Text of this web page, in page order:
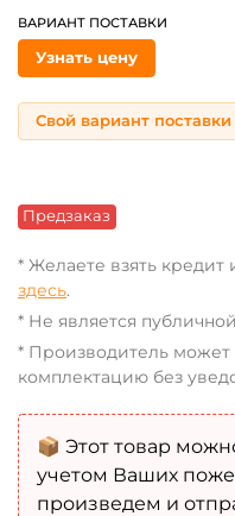
Предзаказ
ВАРИАНТ ПОСТАВКИ
Узнать цену
Свой вариант поставки
* Желаете взять кредит
здесь.
* Не является
* Производитель может
комплектацию без
📦 Этот товар
учетом Ваших
произведем и